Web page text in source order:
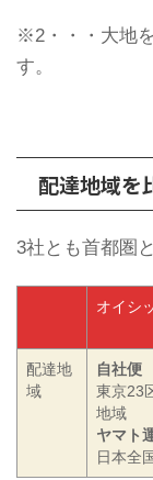
※2・・・大地
す。
配達地域を
3社とも首都圏
オイシ
配達地
域
自社便
東京23
地域
ヤマト
日本全